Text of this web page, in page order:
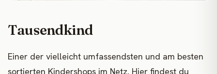
Tausendkind
Einer der vielleicht umfassendsten und am besten
sortierten Kindershops im Netz. Hier findest du